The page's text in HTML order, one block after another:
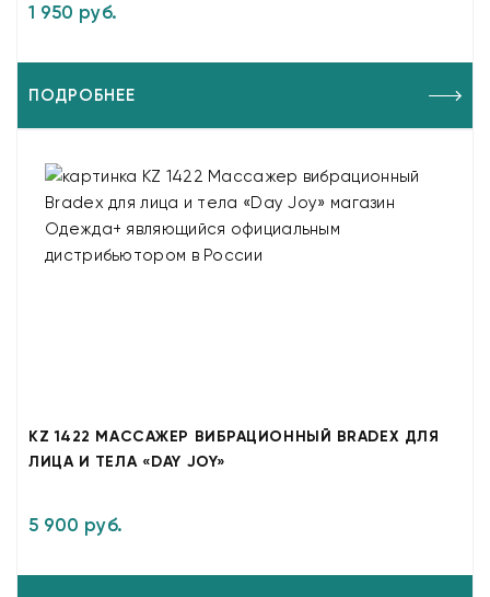
1 950 руб.
ПОДРОБНЕЕ
KZ 1422 МАССАЖЕР ВИБРАЦИОННЫЙ BRADEX ДЛЯ
ЛИЦА И ТЕЛА «DAY JOY»
5 900 руб.